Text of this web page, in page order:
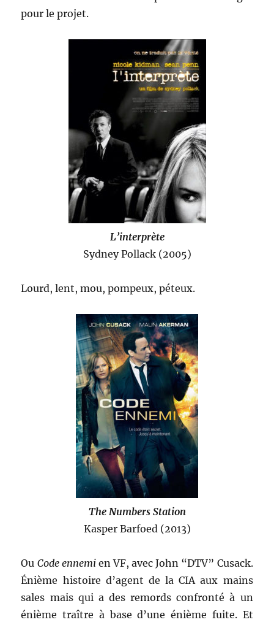
pour le projet.
L’interprète
Sydney Pollack (2005)
Lourd, lent, mou, pompeux, péteux.
The Numbers Station
Kasper Barfoed (2013)
Ou Code ennemien VF, avec John “DTV” Cusack.
Énième histoire d’agent de la CIA aux mains
sales mais qui a des remords confronté à un
énième traître à base d’une énième fuite. Et